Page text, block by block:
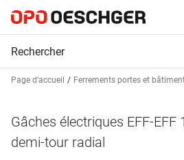
Page d’accueil Ferrements portes et
Gâches électriques EFF-EFF
demi-tour radial